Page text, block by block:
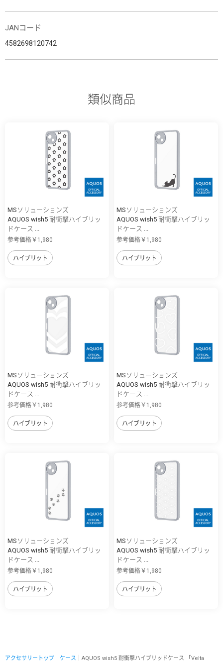
JANコード
4582698120742
類似商品
MSソリューションズ
AQUOS wish5 耐衝撃ハイブリッ
ドケース ...
参考価格￥1,980
ハイブリット
MSソリューションズ
AQUOS wish5 耐衝撃ハイブリッ
ドケース ...
参考価格￥1,980
ハイブリット
MSソリューションズ
AQUOS wish5 耐衝撃ハイブリッ
ドケース ...
参考価格￥1,980
ハイブリット
MSソリューションズ
AQUOS wish5 耐衝撃ハイブリッ
ドケース ...
参考価格￥1,980
ハイブリット
MSソリューションズ
AQUOS wish5 耐衝撃ハイブリッ
ドケース ...
参考価格￥1,980
ハイブリット
MSソリューションズ
AQUOS wish5 耐衝撃ハイブリッ
ドケース ...
参考価格￥1,980
ハイブリット
アクセサリートップ ケース ｜AQUOS wish5 耐衝撃ハイブリッドケース 「Velta